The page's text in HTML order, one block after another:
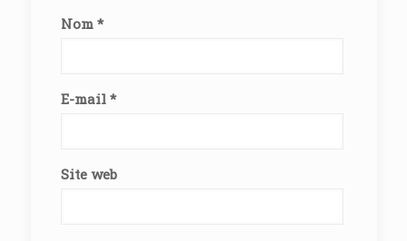
Nom *
E-mail *
Site web